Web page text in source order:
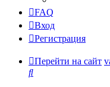
FAQ
Вход
Регистрация
Перейти на сайт
Поиск